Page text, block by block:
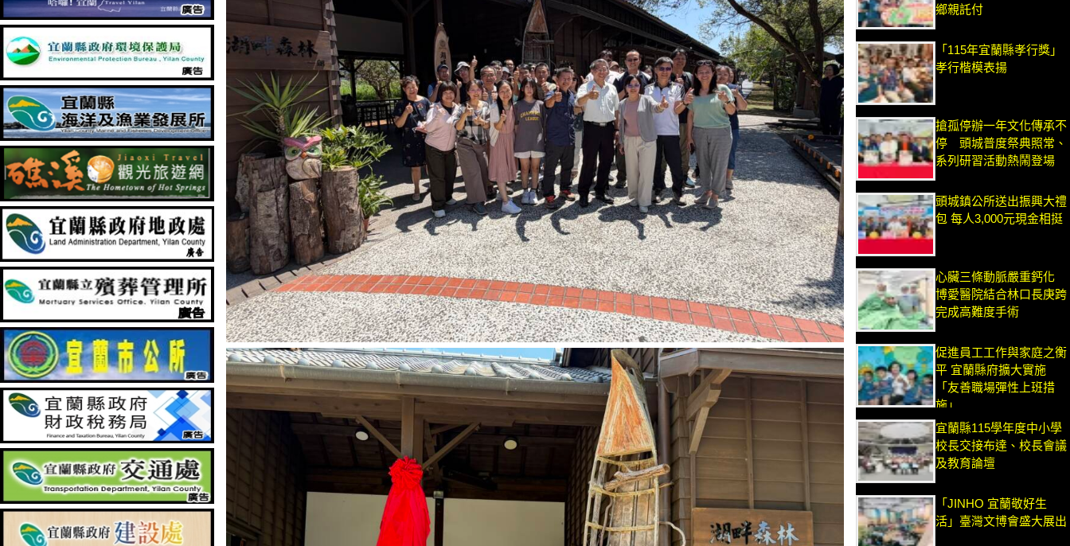
鄉親託付
「115年宜蘭縣孝行獎」
孝行楷模表揚
搶孤停辦一年文化傳承不
停 頭城普度祭典照常、
系列研習活動熱鬧登場
頭城鎮公所送出振興大禮
包 每人3,000元現金相挺
心臟三條動脈嚴重鈣化
博愛醫院結合林口長庚跨
完成高難度手術
促進員工工作與家庭之衡
平 宜蘭縣府擴大實施
「友善職場彈性上班措
施」
宜蘭縣115學年度中小學
校長交接布達、校長會議
及教育論壇
「JINHO 宜蘭敬好生
活」臺灣文博會盛大展出